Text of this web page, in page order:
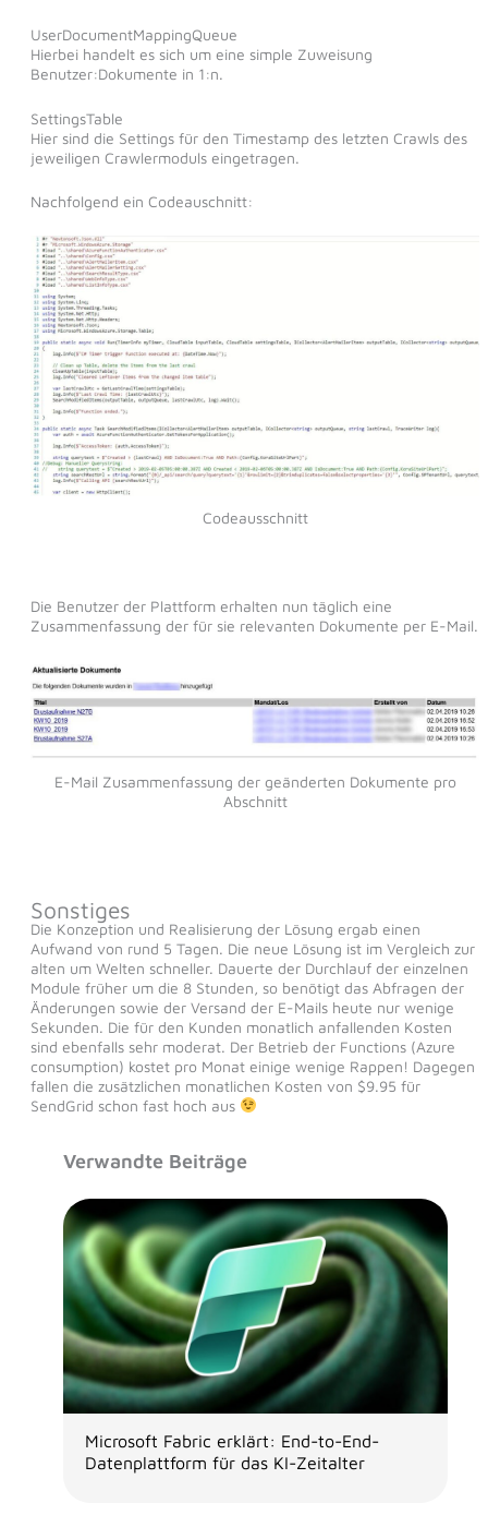
UserDocumentMappingQueue
Hierbei handelt es sich um eine simple Zuweisung
Benutzer:Dokumente in 1:n.
SettingsTable
Hier sind die Settings für den Timestamp des letzten Crawls des
jeweiligen Crawlermoduls eingetragen.
Nachfolgend ein Codeauschnitt:
Codeausschnitt
Die Benutzer der Plattform erhalten nun täglich eine
Zusammenfassung der für sie relevanten Dokumente per E-Mail.
E-Mail Zusammenfassung der geänderten Dokumente pro
Abschnitt
Sonstiges
Die Konzeption und Realisierung der Lösung ergab einen
Aufwand von rund 5 Tagen. Die neue Lösung ist im Vergleich zur
alten um Welten schneller. Dauerte der Durchlauf der einzelnen
Module früher um die 8 Stunden, so benötigt das Abfragen der
Änderungen sowie der Versand der E-Mails heute nur wenige
Sekunden. Die für den Kunden monatlich anfallenden Kosten
sind ebenfalls sehr moderat. Der Betrieb der Functions (Azure
consumption) kostet pro Monat einige wenige Rappen! Dagegen
fallen die zusätzlichen monatlichen Kosten von $9.95 für
SendGrid schon fast hoch aus
Verwandte Beiträge
Microsoft Fabric erklärt: End-to-End-
Datenplattform für das KI-Zeitalter